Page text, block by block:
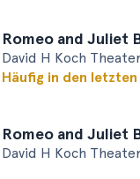
Romeo and Juliet
David H Koch
Häufig in den
Romeo and Juliet
David H Koch